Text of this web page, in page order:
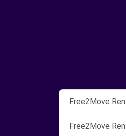
Free2Move
Free2Move